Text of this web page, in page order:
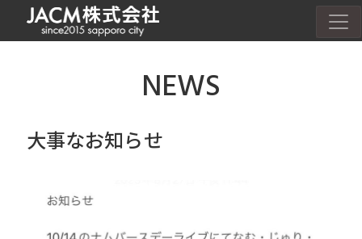
NEWS
大事なお知らせ